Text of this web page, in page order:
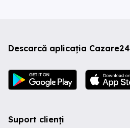
Descarcă aplicația Cazare24
Suport clienți